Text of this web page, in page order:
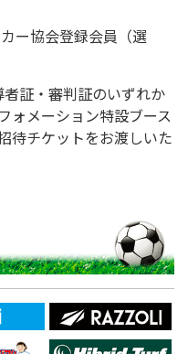
ー協会登録会員（選
証・審判証のいずれか
ォメーション特設ブース
待チケットをお渡しいた